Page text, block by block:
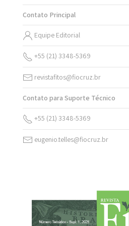
Contato Principal
Equipe Editorial
+55 (21) 3348-5369
revistafitos@fiocruz.br
Contato para Suporte Técnico
+55 (21) 3348-5369
eugenio.telles@fiocruz.br